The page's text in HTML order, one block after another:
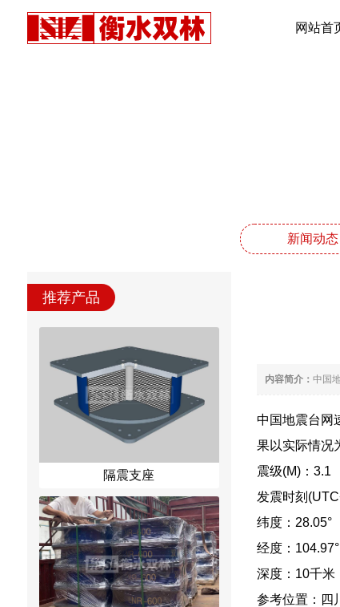
网站首
新闻动态
推荐产品
隔震支座
内容简介： 中国
中国地震台网
果以实际情况
震级(M)：3.1
发震时刻
纬度：28.05°
经度：104.97°
深度：10千米
参考位置：四